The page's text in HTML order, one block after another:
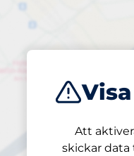
Att
skickar data